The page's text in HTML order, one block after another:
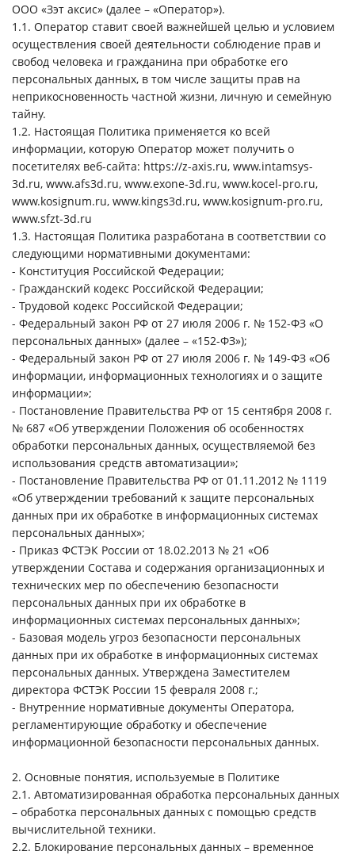
ООО «Зэт аксис» (далее – «Оператор»).
1.1. Оператор ставит своей важнейшей целью и условием
осуществления своей деятельности соблюдение прав и
свобод человека и гражданина при обработке его
персональных данных, в том числе защиты прав на
неприкосновенность частной жизни, личную и семейную
тайну.
1.2. Настоящая Политика применяется ко всей
информации, которую Оператор может получить о
посетителях веб-сайта: https://z-axis.ru, www.intamsys-
3d.ru, www.afs3d.ru, www.exone-3d.ru, www.kocel-pro.ru,
www.kosignum.ru, www.kings3d.ru, www.kosignum-pro.ru,
www.sfzt-3d.ru
1.3. Настоящая Политика разработана в соответствии со
следующими нормативными документами:
- Конституция Российской Федерации;
- Гражданский кодекс Российской Федерации;
- Трудовой кодекс Российской Федерации;
- Федеральный закон РФ от 27 июля 2006 г. № 152-ФЗ «О
персональных данных» (далее – «152-ФЗ»);
- Федеральный закон РФ от 27 июля 2006 г. № 149-ФЗ «Об
информации, информационных технологиях и о защите
информации»;
- Постановление Правительства РФ от 15 сентября 2008 г.
№ 687 «Об утверждении Положения об особенностях
обработки персональных данных, осуществляемой без
использования средств автоматизации»;
- Постановление Правительства РФ от 01.11.2012 № 1119
«Об утверждении требований к защите персональных
данных при их обработке в информационных системах
персональных данных»;
- Приказ ФСТЭК России от 18.02.2013 № 21 «Об
утверждении Состава и содержания организационных и
технических мер по обеспечению безопасности
персональных данных при их обработке в
информационных системах персональных данных»;
- Базовая модель угроз безопасности персональных
данных при их обработке в информационных системах
персональных данных. Утверждена Заместителем
директора ФСТЭК России 15 февраля 2008 г.;
- Внутренние нормативные документы Оператора,
регламентирующие обработку и обеспечение
информационной безопасности персональных данных.
2. Основные понятия, используемые в Политике
2.1. Автоматизированная обработка персональных данных
– обработка персональных данных с помощью средств
вычислительной техники.
2.2. Блокирование персональных данных – временное